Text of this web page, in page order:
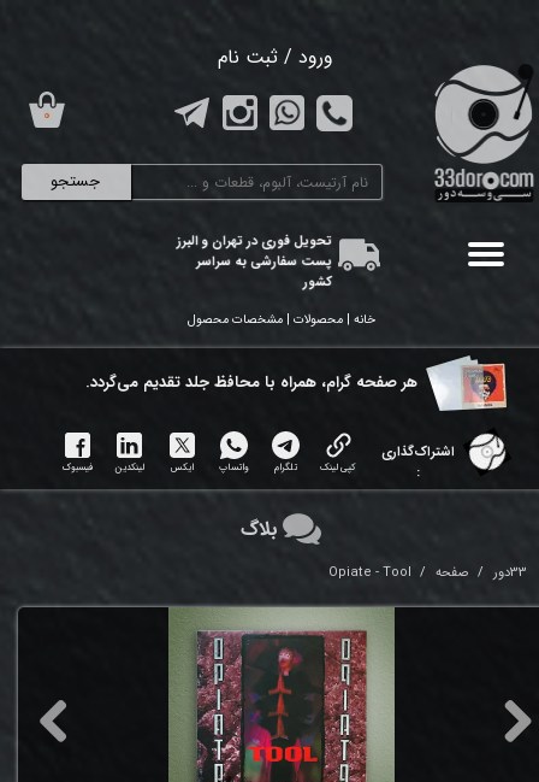
جستجو
ورود / ثبت نام
تغییر گذر واژه
سفارشات
تحویل فوری در تهران و البرز
پست سفارشی به سراسر
کشور
۰
خانه | محصولات | مشخصات محصول
هر ​صفحه گرام، همراه با محافظ جلد تقدیم می‌گردد.
اشتراک‌گذاری
:
کپی لینک تلگرام واتساپ ایکس لینکدین فیسبوک
33دور صفحه Opiate - Tool
بلاگ